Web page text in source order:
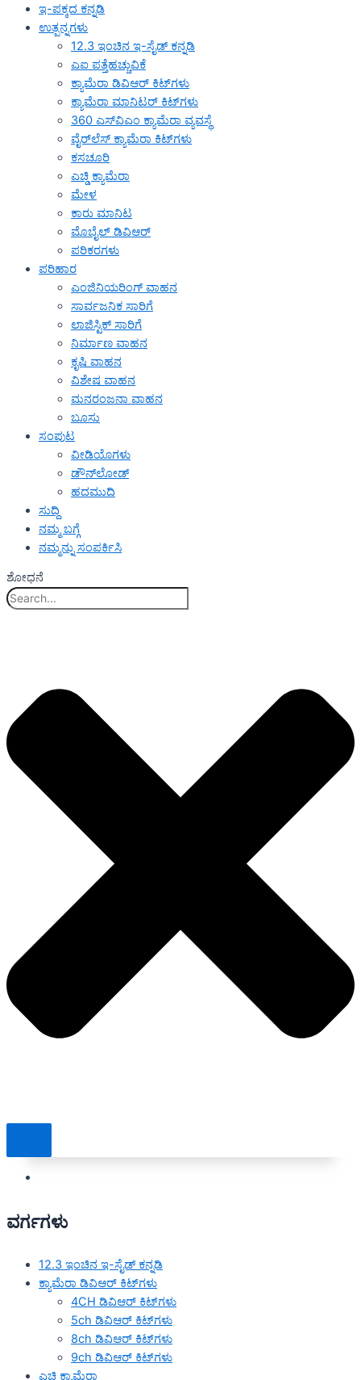
ಇ-ಪಕ್ಕದ ಕನ್ನಡಿ
ಉತ್ಪನ್ನಗಳು
12.3 ಇಂಚಿನ ಇ-ಸೈಡ್ ಕನ್ನಡಿ
ಎಐ ಪತ್ತೆಹಚ್ಚುವಿಕೆ
ಕ್ಯಾಮೆರಾ ಡಿವಿಆರ್ ಕಿಟ್‌ಗಳು
ಕ್ಯಾಮೆರಾ ಮಾನಿಟರ್ ಕಿಟ್‌ಗಳು
360 ಎಸ್‌ವಿಎಂ ಕ್ಯಾಮೆರಾ ವ್ಯವಸ್ಥೆ
ವೈರ್‌ಲೆಸ್ ಕ್ಯಾಮೆರಾ ಕಿಟ್‌ಗಳು
ಕಸಚೂರಿ
ಎಚ್ಡಿ ಕ್ಯಾಮೆರಾ
ಮೇಳ
ಕಾರು ಮಾನಿಟ
ಮೊಬೈಲ್ ಡಿವಿಆರ್
ಪರಿಕರಗಳು
ಪರಿಹಾರ
ಎಂಜಿನಿಯರಿಂಗ್ ವಾಹನ
ಸಾರ್ವಜನಿಕ ಸಾರಿಗೆ
ಲಾಜಿಸ್ಟಿಕ್ ಸಾರಿಗೆ
ನಿರ್ಮಾಣ ವಾಹನ
ಕೃಷಿ ವಾಹನ
ವಿಶೇಷ ವಾಹನ
ಮನರಂಜನಾ ವಾಹನ
ಬೂಸು
ಸಂಪುಟ
ವೀಡಿಯೊಗಳು
ಡೌನ್‌ಲೋಡ್
ಹದಮುದಿ
ಸುದ್ದಿ
ನಮ್ಮ ಬಗ್ಗೆ
ನಮ್ಮನ್ನು ಸಂಪರ್ಕಿಸಿ
ಶೋಧನೆ
ವರ್ಗಗಳು
12.3 ಇಂಚಿನ ಇ-ಸೈಡ್ ಕನ್ನಡಿ
ಕ್ಯಾಮೆರಾ ಡಿವಿಆರ್ ಕಿಟ್‌ಗಳು
4CH ಡಿವಿಆರ್ ಕಿಟ್‌ಗಳು
5ch ಡಿವಿಆರ್ ಕಿಟ್‌ಗಳು
8ch ಡಿವಿಆರ್ ಕಿಟ್‌ಗಳು
9ch ಡಿವಿಆರ್ ಕಿಟ್‌ಗಳು
ಎಚ್ಡಿ ಕ್ಯಾಮೆರಾ